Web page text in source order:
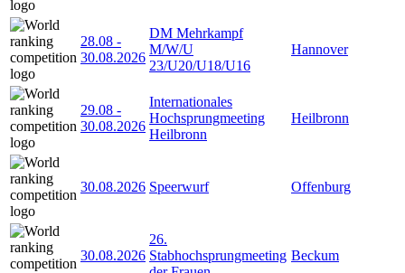
28.08 -
30.08.2026
DM Mehrkampf
M/W/U
23/U20/U18/U16
Hannover
29.08 -
30.08.2026
Internationales
Hochsprungmeeting
Heilbronn
Heilbronn
30.08.2026 Speerwurf Offenburg
30.08.2026
26.
Stabhochsprungmeeting Beckum